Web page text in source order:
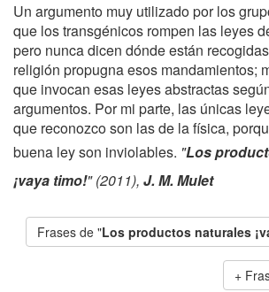
Un argumento muy utilizado por los
que los transgénicos rompen las leyes
pero nunca dicen dónde están
religión propugna esos mandamientos;
que invocan esas leyes abstractas
argumentos. Por mi parte, las únicas
que reconozco son las de la física,
buena ley son inviolables. "Los
¡vaya timo!" (2011), J. M. Mulet
Frases de "Los productos naturales